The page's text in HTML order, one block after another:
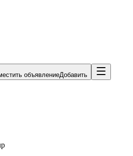
объявлениеДобавить